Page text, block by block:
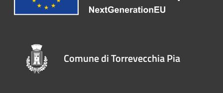
Comune di Torrevecchia Pia